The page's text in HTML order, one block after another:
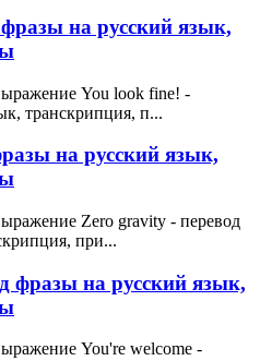
на русский язык,
You look fine! -
транскрипция, п...
на русский язык,
Zero gravity - перевод
при...
фразы на русский язык,
You're welcome -